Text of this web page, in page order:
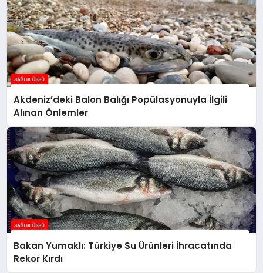
Akdeniz’deki Balon Balığı Popülasyonuyla İlgili
Alınan Önlemler
Bakan Yumaklı: Türkiye Su Ürünleri İhracatında
Rekor Kırdı